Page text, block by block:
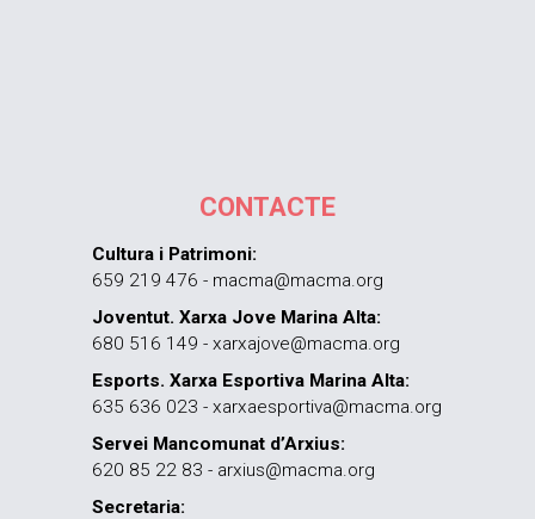
CONTACTE
Cultura i Patrimoni:
659 219 476 - macma@macma.org
Joventut. Xarxa Jove Marina Alta:
680 516 149 - xarxajove@macma.org
Esports. Xarxa Esportiva Marina Alta:
635 636 023 - xarxaesportiva@macma.org
Servei Mancomunat d’Arxius:
620 85 22 83 - arxius@macma.org
Secretaria: